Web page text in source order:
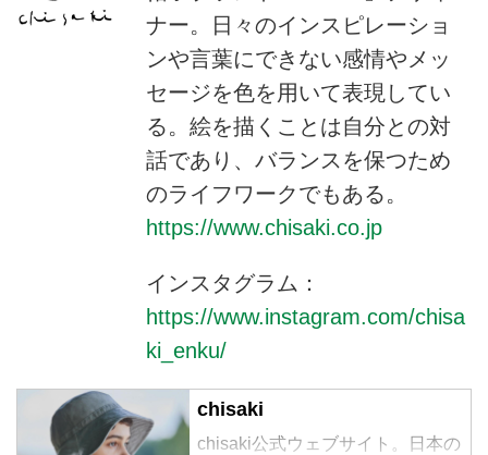
ナー。日々のインスピレーショ
ンや言葉にできない感情やメッ
セージを色を用いて表現してい
る。絵を描くことは自分との対
話であり、バランスを保つため
のライフワークでもある。
https://www.chisaki.co.jp
インスタグラム：
https://www.instagram.com/chisa
ki_enku/
chisaki
chisaki公式ウェブサイト。日本の